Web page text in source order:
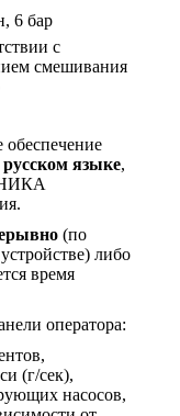
6 бар
с
смешивания
языке,
(по
либо
время
оператора:
(г/сек),
насосов,